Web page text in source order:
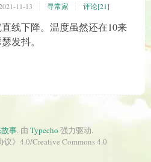
11-13 寻常家 评论[21]
线下降。温度虽然还在10来
发抖。
事. 由 Typecho 强力驱动.
议》4.0/Creative Commons 4.0